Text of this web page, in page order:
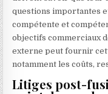
questions importantes
compétente et
objectifs commerciaux
externe peut fournir
notamment les coûts,
Litiges post-